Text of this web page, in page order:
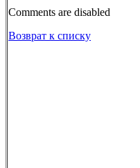
Comments are disabled
Возврат к списку